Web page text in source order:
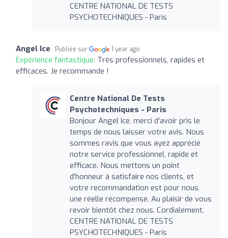
CENTRE NATIONAL DE TESTS
PSYCHOTECHNIQUES - Paris
Angel Ice Publiée sur 1 year ago
Expérience fantastique: Très professionnels, rapides et
efficaces. Je recommande !
Centre National De Tests
Psychotechniques - Paris
Bonjour Angel Ice, merci d'avoir pris le
temps de nous laisser votre avis. Nous
sommes ravis que vous ayez apprécié
notre service professionnel, rapide et
efficace. Nous mettons un point
d'honneur à satisfaire nos clients, et
votre recommandation est pour nous
une réelle récompense. Au plaisir de vous
revoir bientôt chez nous. Cordialement,
CENTRE NATIONAL DE TESTS
PSYCHOTECHNIQUES - Paris